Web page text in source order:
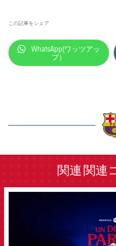
この記事をシェア
label.aria.whatsapp
WhatsApp(ワッツアッ
プ）
関連 関連